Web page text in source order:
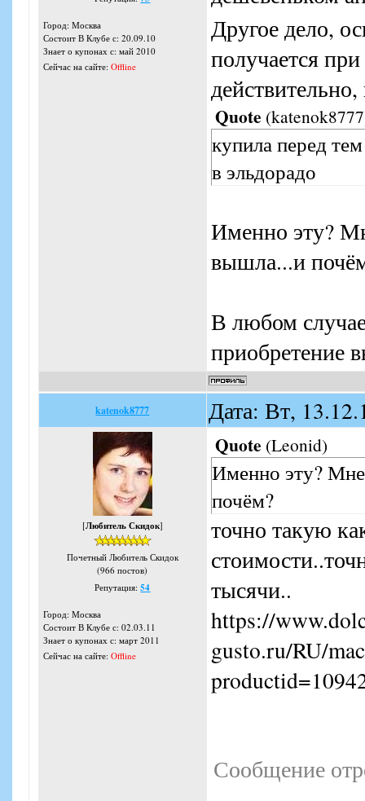
Город: Москва
Состоит В Клубе с: 20.09.10
Знает о купонах с: май 2010
Сейчас на сайте: Offline
Другое дело,
получается
Quote (katenok8777
купила перед
в эльдорадо
Именно эту?
вышла...и
В любом
приобретение
katenok8777 Дата: Вт,
[Любитель Скидок]
Почетный Любитель Скидок
(966 постов)
Репутация:54
Город: Москва
Состоит В Клубе с: 02.03.11
Знает о купонах с: март 2011
Сейчас на сайте: Offline
Quote (Leonid)
Именно эту? Мне
почём?
точно такую
тысячи..
https://
gusto.ru/RU/
Сообщение